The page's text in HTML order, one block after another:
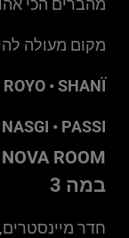
מקום מעולה
ROYO • SHANÏ
NASGI • PASSI
NOVA ROOM
במה 3
חדר